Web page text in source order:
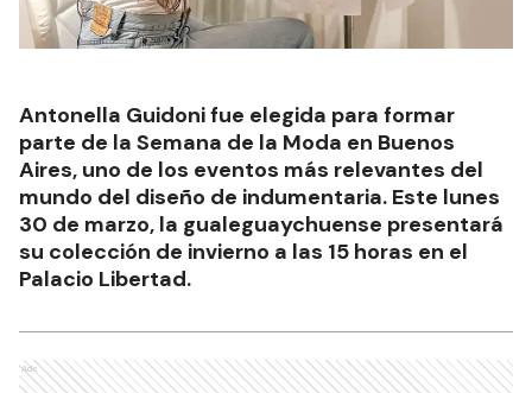
Antonella Guidoni fue elegida para formar
parte de la Semana de la Moda en Buenos
Aires, uno de los eventos más relevantes del
mundo del diseño de indumentaria. Este lunes
30 de marzo, la gualeguaychuense presentará
su colección de invierno a las 15 horas en el
Palacio Libertad.
Ads